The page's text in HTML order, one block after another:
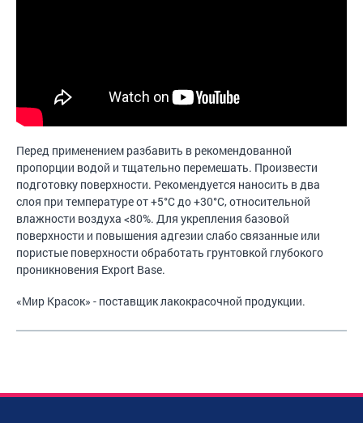
Перед применением разбавить в рекомендованной
пропорции водой и тщательно перемешать. Произвести
подготовку поверхности. Рекомендуется наносить в два
слоя при температуре от +5°C до +30°С, относительной
влажности воздуха <80%. Для укрепления базовой
поверхности и повышения адгезии слабо связанные или
пористые поверхности обработать грунтовкой глубокого
проникновения Export Base.
«Мир Красок» - поставщик лакокрасочной продукции.